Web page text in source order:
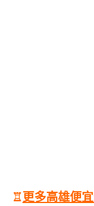
♖ 更多高雄便